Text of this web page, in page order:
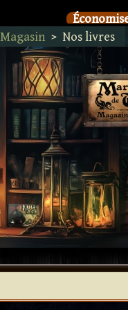
SIX Le
SIX Le
SIX Le
SIX Le
SIX Le
Magasin Nos livres